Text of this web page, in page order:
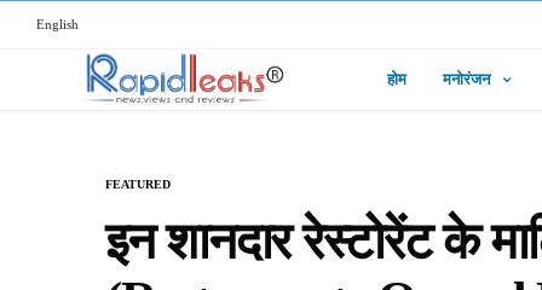
English
होम मनोरंजन
FEATURED
इन शानदार रेस्टोरेंट के